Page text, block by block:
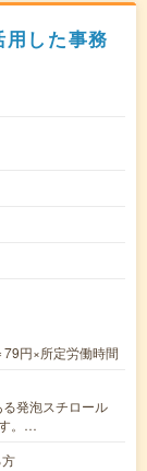
した事務
円×所定労働時間
発泡スチロール
。…